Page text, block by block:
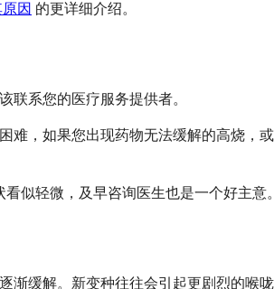
因 的更详细介绍。
联系您的医疗服务提供者。
，如果您出现药物无法缓解的高烧，
似轻微，及早咨询医生也是一个好主意
渐缓解。新变种往往会引起更剧烈的